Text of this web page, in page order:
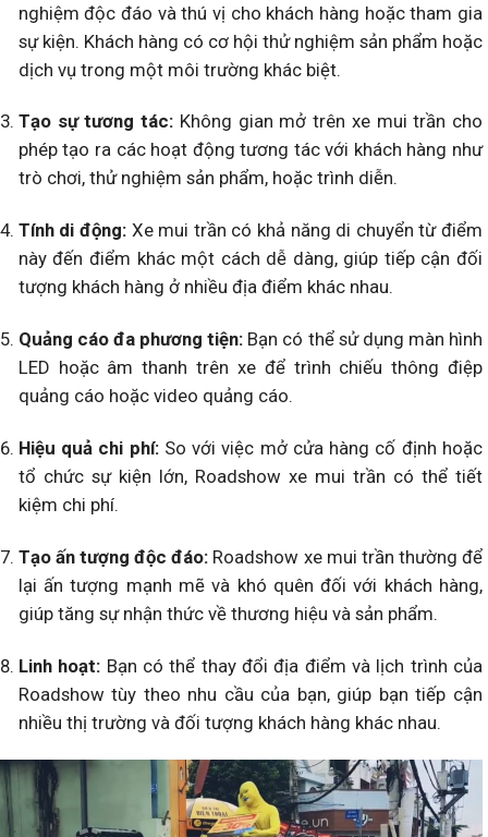
nghiệm độc đáo và thú vị cho khách hàng hoặc tham gia
sự kiện. Khách hàng có cơ hội thử nghiệm sản phẩm hoặc
dịch vụ trong một môi trường khác biệt.
Tạo sự tương tác: Không gian mở trên xe mui trần cho
phép tạo ra các hoạt động tương tác với khách hàng như
trò chơi, thử nghiệm sản phẩm, hoặc trình diễn.
Tính di động: Xe mui trần có khả năng di chuyển từ điểm
này đến điểm khác một cách dễ dàng, giúp tiếp cận đối
tượng khách hàng ở nhiều địa điểm khác nhau.
Quảng cáo đa phương tiện: Bạn có thể sử dụng màn hình
LED hoặc âm thanh trên xe để trình chiếu thông điệp
quảng cáo hoặc video quảng cáo.
Hiệu quả chi phí:So với việc mở cửa hàng cố định hoặc
tổ chức sự kiện lớn, Roadshow xe mui trần có thể tiết
kiệm chi phí.
Tạo ấn tượng độc đáo: Roadshow xe mui trần thường để
lại ấn tượng mạnh mẽ và khó quên đối với khách hàng,
giúp tăng sự nhận thức về thương hiệu và sản phẩm.
Linh hoạt: Bạn có thể thay đổi địa điểm và lịch trình của
Roadshow tùy theo nhu cầu của bạn, giúp bạn tiếp cận
nhiều thị trường và đối tượng khách hàng khác nhau.